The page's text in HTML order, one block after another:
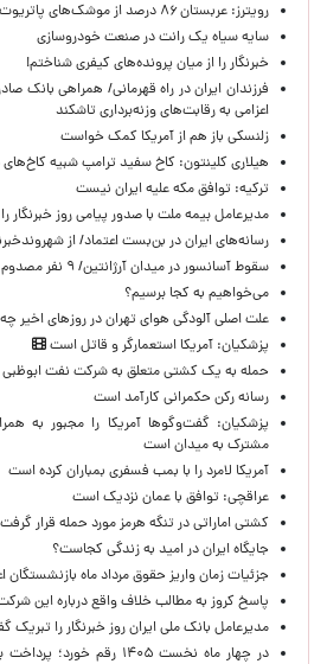
رویترز: عربستان ۸۶ درصد از موشک‌های پاتریوت خود را استفاده کرده است
سایه سیاه یک رانت در صنعت خودروسازی
خبرنگار را از میان پرونده‌های کیفری شناختم!
​فرزندان ایران در راه قهرمانی/ همراهی بانک
اعزامی به رقابت‌های وزنه‌برداری تاشکند
زلنسکی باز هم از آمریکا کمک خواست
هیلاری کلینتون: کاخ سفید ترامپ شبیه
ترکیه: توافق مکه علیه ایران نیست
مدیرعامل بیمه ملت با صدور پیامی روز خبرنگار
رسانه‌های ایران در بن‌بست اعتماد/ از
سقوط آسانسور در میدان آرژانتین/ ۹ نفر مصدوم شدند
می‌خواهیم به کجا برسیم؟
علت اصلی آلودگی هوای تهران در روزهای اخیر
پزشکیان: آمریکا استعمارگر و قاتل است
حمله به یک کشتی متعلق به شرکت نفت
رسانه رکن حکمرانی کارآمد است
پزشکیان: گفت‌وگوها آمریکا را مجبور به
مشترک به میدان است
آمریکا لامرد را با بمب فسفری بمباران کرده است
عراقچی: توافق با عمان نزدیک است
کشتی اماراتی در تنگه هرمز مورد حمله قرار گرفت
جایگاه ایران در امید به زندگی کجاست؟
جزئیات زمان واریز حقوق مرداد ماه بازنشستگان
پاسخ کروز به مطالب خلاف واقع درباره این
مدیرعامل بانک ملی ایران روز خبرنگار را تبریک